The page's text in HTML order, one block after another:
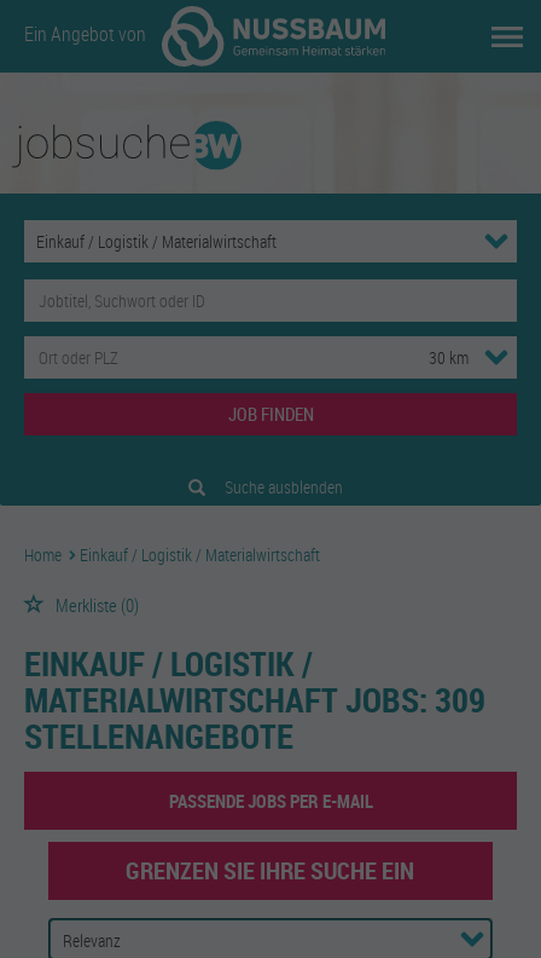
Ein Angebot von
JOB FINDEN
Suche ausblenden
Home Einkauf / Logistik / Materialwirtschaft
Merkliste (0)
EINKAUF / LOGISTIK /
MATERIALWIRTSCHAFT JOBS: 309
STELLENANGEBOTE
PASSENDE JOBS PER E-MAIL
GRENZEN SIE IHRE SUCHE EIN